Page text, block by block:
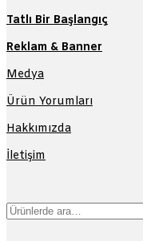
Tatlı Bir Başlangıç
Reklam & Banner
Medya
Ürün Yorumları
Hakkımızda
İletişim
Ara: